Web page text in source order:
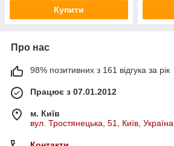
Купити
Про нас
98% позитивних з 161 відгука за рік
Працює з 07.01.2012
м. Київ
вул. Тростянецька, 51, Київ, Україна